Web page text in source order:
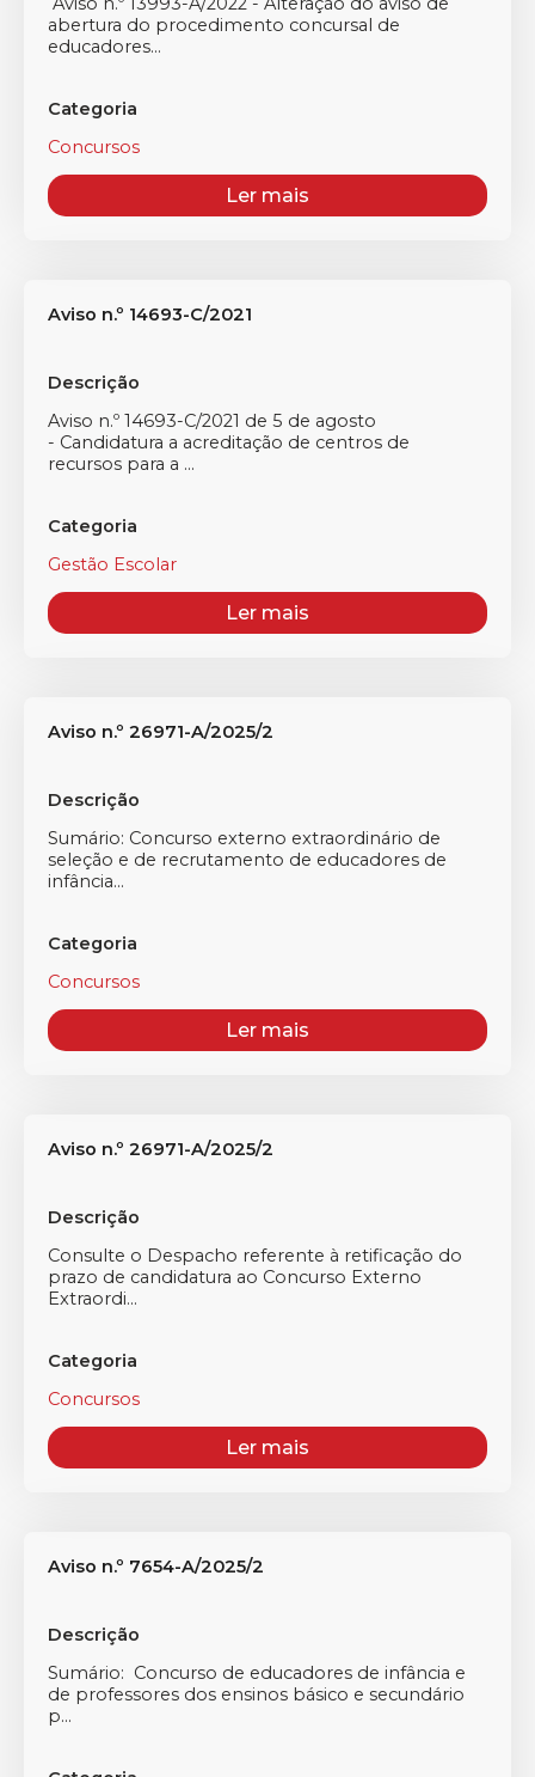
abertura do procedimento concursal de
educadores...
Categoria
Concursos
Ler mais
Aviso n.º 14693-C/2021
Descrição
Aviso n.º 14693-C/2021 de 5 de agosto
- Candidatura a acreditação de centros de
recursos para a ...
Categoria
Gestão Escolar
Ler mais
Aviso n.º 26971-A/2025/2
Descrição
Sumário: Concurso externo extraordinário de
seleção e de recrutamento de educadores de
infância...
Categoria
Concursos
Ler mais
Aviso n.º 26971-A/2025/2
Descrição
Consulte o Despacho referente à retificação do
prazo de candidatura ao Concurso Externo
Extraordi...
Categoria
Concursos
Ler mais
Aviso n.º 7654-A/2025/2
Descrição
Sumário: Concurso de educadores de infância e
de professores dos ensinos básico e secundário
p...